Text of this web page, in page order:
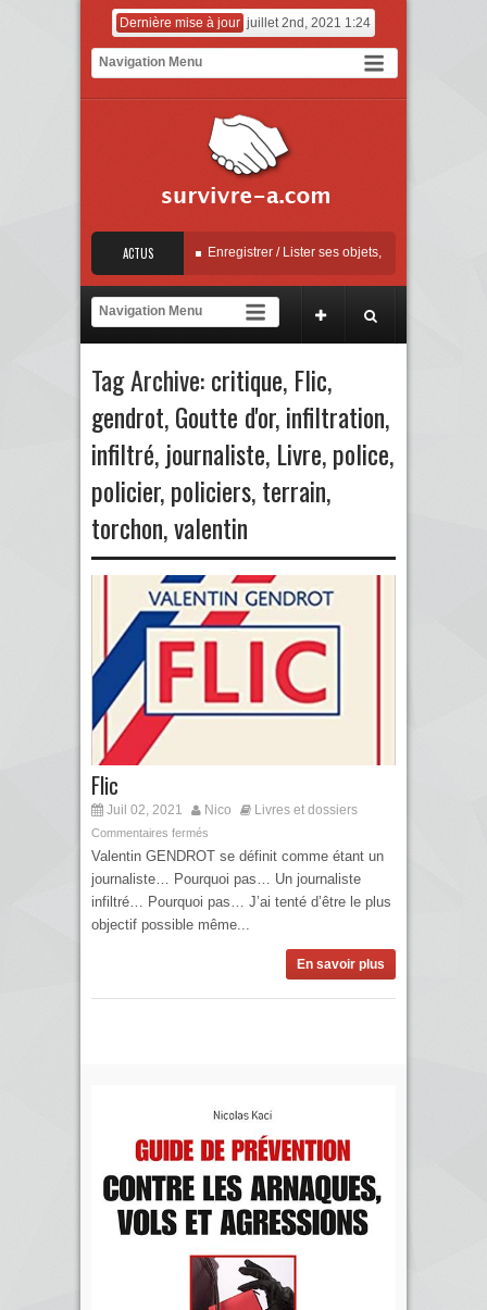
Dernière mise à jour juillet 2nd, 2021 1:24
ACTUS
Enregistrer / Lister ses objets, sauvegarder ses factures
la sextorsion : Say No! – A campaign against online sexual coercion and
Tag Archive:critique, Flic,
gendrot,Goutte d'or,infiltration,
infiltré, journaliste, Livre,police,
policier,policiers,terrain,
torchon,valentin
Flic
Juil 02, 2021 Nico Livres et dossiers
Commentaires fermés
Valentin GENDROT se définit comme étant un
journaliste… Pourquoi pas… Un journaliste
infiltré… Pourquoi pas… J’ai tenté d’être le plus
objectif possible même...
En savoir plus